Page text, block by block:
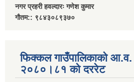
नगर प्रहरी हवल्दारः गणेश कुमार
गौतम:: ९८४३०८९३७०
फिक्कल गाउँपालिकाको आ.व.
२०८०।८१ को दररेट